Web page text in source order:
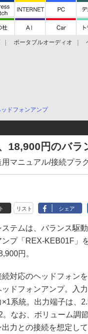
ポータブルオーディオ
ドフォンアンプ
18,900円のバ
マニュアル/接続プラ
リスト シェア
テムは、バランス駆
ンプ「REX-KEB01F」
円。
対応のヘッドフォンを
ドフォンアンプ。入
系統。出力端子は、
。なお、ボリューム調
力との接続を想定して